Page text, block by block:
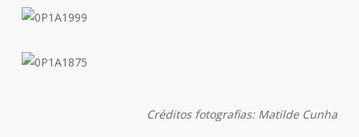
Créditos fotografias: Matilde Cunha